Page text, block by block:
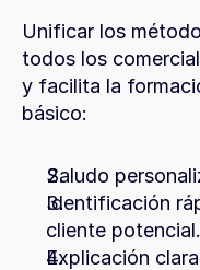
Unificar los
todos los
y facilita la
básico:
Saludo
Identificación
cliente potencial.
Explicación